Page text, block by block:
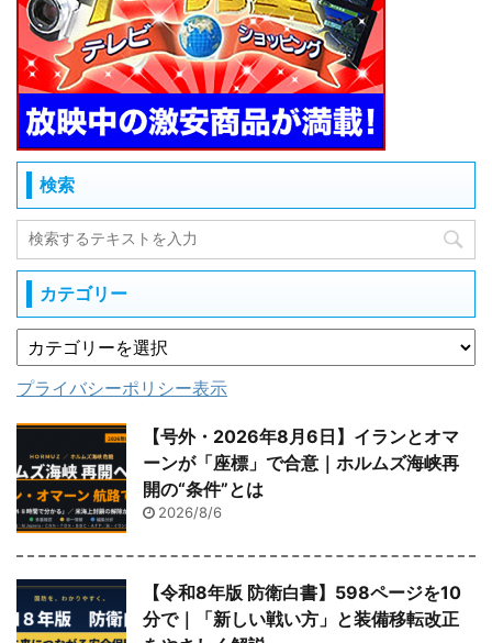
検索
カテゴリー
プライバシーポリシー表示
【号外・2026年8月6日】イランとオマ
ーンが「座標」で合意｜ホルムズ海峡再
開の“条件”とは
2026/8/6
【令和8年版 防衛白書】598ページを10
分で｜「新しい戦い方」と装備移転改正